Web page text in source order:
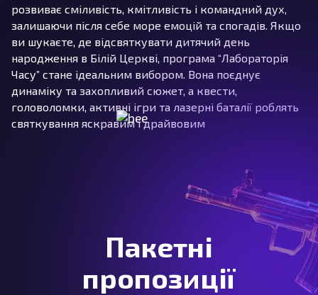
розвиває сміливість, кмітливість і командний дух,
залишаючи після себе море емоцій та спогадів. Якщо
ви шукаєте, де відсвяткувати дитячий день
народження в Білій Церкві, програма “Лабораторія
Часу” стане ідеальним вибором. Вона поєднує
динаміку та захопливий сюжет, а квести,
головоломки, активні ігри та лазерні баталії роблять
святкування яскравим і драйвовим
Пакетні
пропозиції